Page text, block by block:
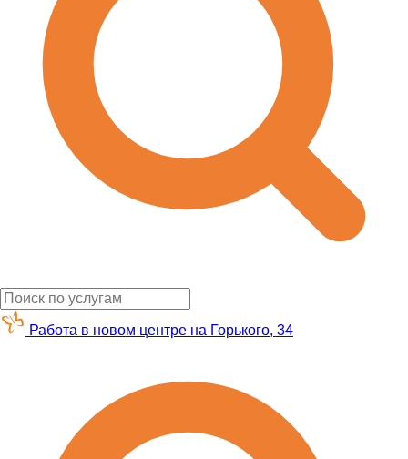
Работа в новом центре на Горького, 34